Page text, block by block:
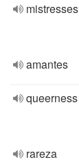
mistresses
amantes
queerness
rareza